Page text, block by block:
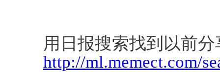
用日报搜索找到以前
http://ml.memect.com/